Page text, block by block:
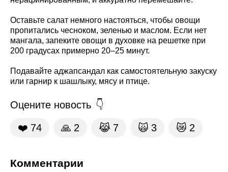
Оставьте салат немного настояться, чтобы овощи
пропитались чесноком, зеленью и маслом. Если нет
мангала, запеките овощи в духовке на решетке при
200 градусах примерно 20–25 минут.
Подавайте аджапсандал как самостоятельную закуску
или гарнир к шашлыку, мясу и птице.
Оцените новость
❤️ 74 🙏 2 😹 7 🙀 3 😿 2
Комментарии